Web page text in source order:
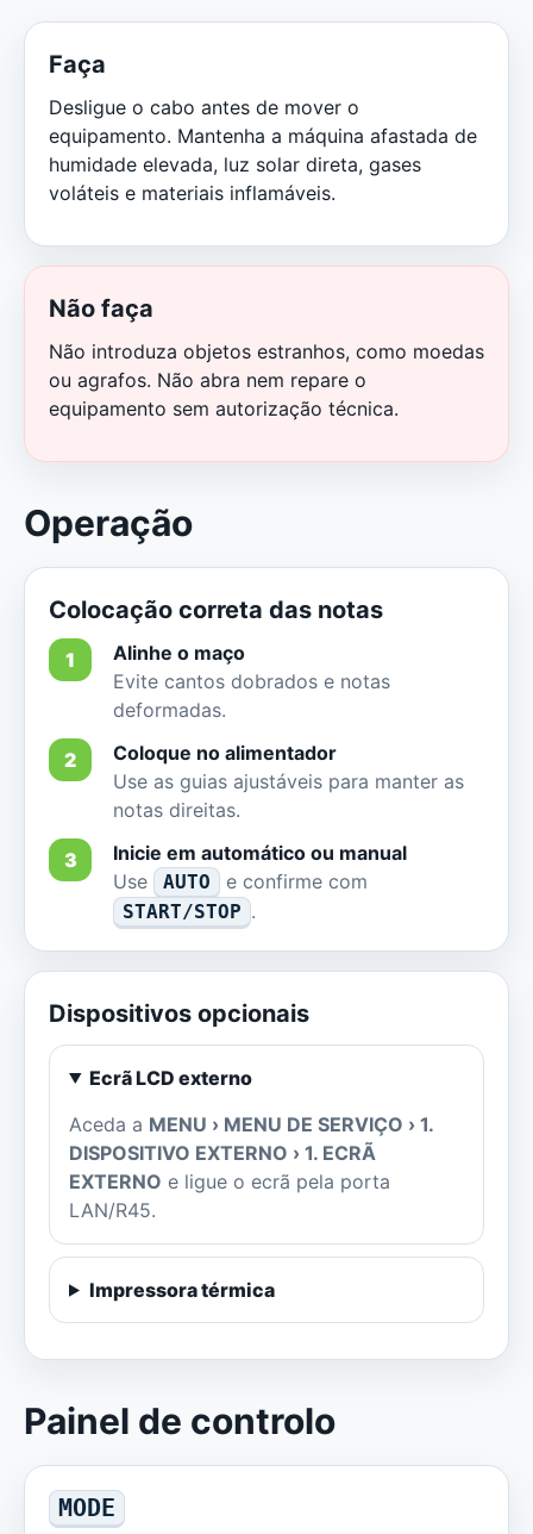
Faça
Desligue o cabo antes de mover o
equipamento. Mantenha a máquina afastada de
humidade elevada, luz solar direta, gases
voláteis e materiais inflamáveis.
Não faça
Não introduza objetos estranhos, como moedas
ou agrafos. Não abra nem repare o
equipamento sem autorização técnica.
Operação
Colocação correta das notas
Alinhe o maço
Evite cantos dobrados e notas
deformadas.
Coloque no alimentador
Use as guias ajustáveis para manter as
notas direitas.
Inicie em automático ou manual
Use
AUTO e confirme com
START/STOP .
Dispositivos opcionais
Ecrã LCD externo
Aceda a MENU › MENU DE SERVIÇO › 1.
DISPOSITIVO EXTERNO › 1. ECRÃ
EXTERNO e ligue o ecrã pela porta
LAN/R45.
Impressora térmica
Painel de controlo
MODE